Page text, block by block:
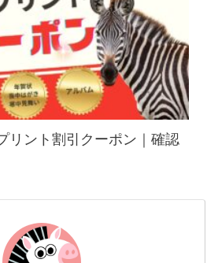
リント割引クーポン｜確認